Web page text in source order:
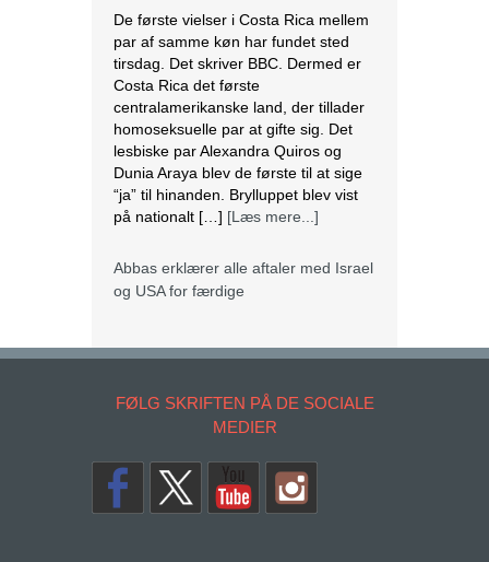
De første vielser i Costa Rica mellem
par af samme køn har fundet sted
tirsdag. Det skriver BBC. Dermed er
Costa Rica det første
centralamerikanske land, der tillader
homoseksuelle par at gifte sig. Det
lesbiske par Alexandra Quiros og
Dunia Araya blev de første til at sige
“ja” til hinanden. Brylluppet blev vist
på nationalt […] [Læs mere...]
Abbas erklærer alle aftaler med Israel
og USA for færdige
ifølge det palæstinensiske
nyhedsbureau Wafa. – Palæstinas
staten Palæstina er fra i dag fritaget
for alle aftaler og forståelser med den
amerikanske og den israelske
FØLG SKRIFTEN PÅ DE SOCIALE